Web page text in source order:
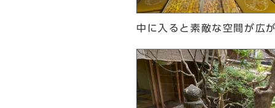
中に入ると素敵な空間が広